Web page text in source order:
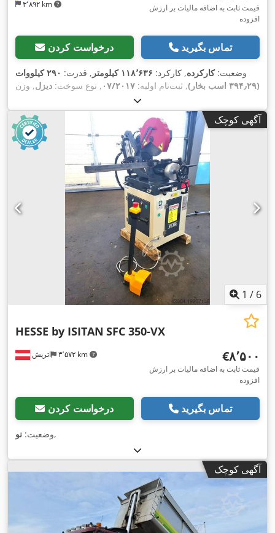
۳٬۸۹۲ km
قیمت ثابت به اضافه مالیات بر ارزش
افزوده
درخواست کردن تماس بگیرید
وضعیت:کارکرده, کارکرد: ۱۱۸٬۶۳۶ کیلومتر , قدرت:
۲۹۰ کیلووات
(۳۹۴٫۲۹ اسب بخار)
, ثبت‌نام اولیه: ۰۷/۲۰۱۷ , نوع سوخت: دیزل, وزن
, پیکربندی محور:
۰۱/۲۰۲۷
, رنگ:سفید, نوع چرخ‌دنده:خودکار, کلاس انتشار:یورو ۶ ,
آگهی کوچک
1 / 6
اتریش ۳٬۵۷۲ km
HESSE by ISITAN SFC 350-VX
‎€۸٬۵۰۰
قیمت ثابت به اضافه مالیات بر ارزش
افزوده
درخواست کردن تماس بگیرید
وضعیت: نو ,
آگهی کوچک